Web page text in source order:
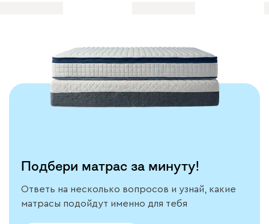
Подбери матрас за минуту!
Ответь на несколько вопросов и узнай, какие
матрасы подойдут именно для тебя